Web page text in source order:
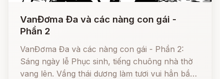
VanĐơma Đa và các nàng con gái -
Phần 2
VanĐơma Đa và các nàng con gái - Phần 2:
Sáng ngày lễ Phục sinh, tiếng chuông nhà thờ
vang lên. Vầng thái dương làm tươi vui hẳn bầu